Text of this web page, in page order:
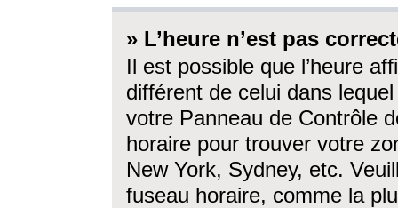
» L’heure n’est pas
Il est possible que l’heure
différent de celui dans
votre Panneau de Contrôle
horaire pour trouver votre
New York, Sydney, etc.
fuseau horaire, comme la